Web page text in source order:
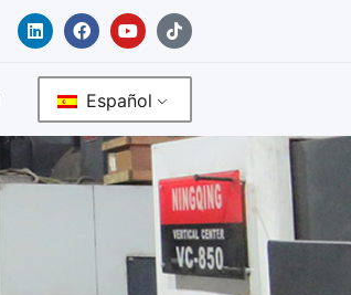
L
i
k
i
n
F
a
e
b
o
o
k
Y
o
t
u
b
e
T
i
t
Español